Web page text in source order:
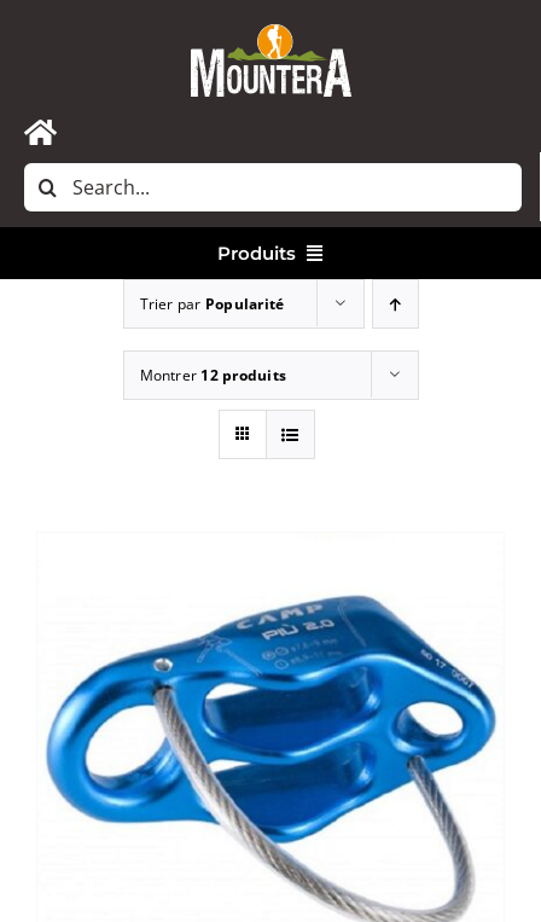
Toggle
Navigation
Accueil
Rechercher:
Produits
Vêtements
Randonnée
Escalade / Alpinisme
Bons Plans
Trier par Popularité
Montrer 12 produits